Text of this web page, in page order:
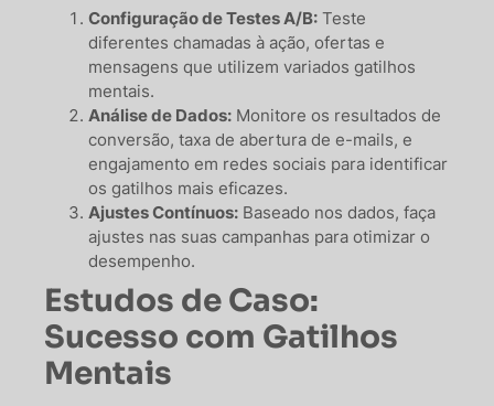
Configuração de Testes A/B: Teste
diferentes chamadas à ação, ofertas e
mensagens que utilizem variados gatilhos
mentais.
Análise de Dados: Monitore os resultados de
conversão, taxa de abertura de e-mails, e
engajamento em redes sociais para identificar
os gatilhos mais eficazes.
Ajustes Contínuos: Baseado nos dados, faça
ajustes nas suas campanhas para otimizar o
desempenho.
Estudos de Caso:
Sucesso com Gatilhos
Mentais